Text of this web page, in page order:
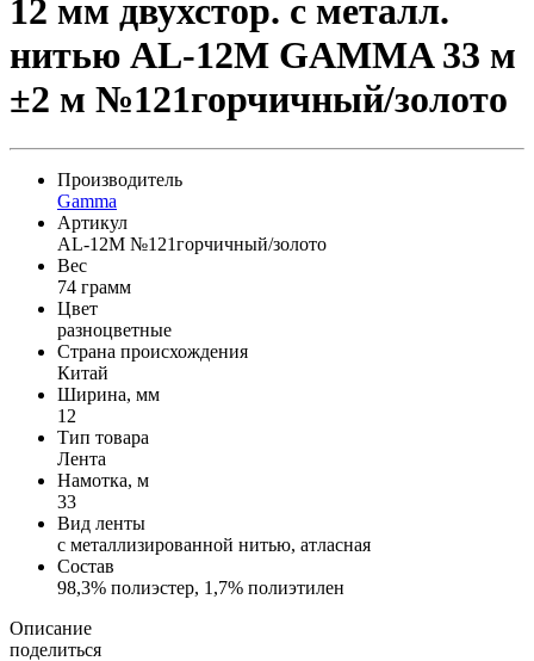
12 мм двухстор. с металл.
нитью AL-12M GAMMA 33 м
±2 м №121горчичный/золото
Производитель
Gamma
Артикул
AL-12M №121горчичный/золото
Вес
74 грамм
Цвет
разноцветные
Страна происхождения
Китай
Ширина, мм
12
Тип товара
Лента
Намотка, м
33
Вид ленты
с металлизированной нитью, атласная
Состав
98,3% полиэстер, 1,7% полиэтилен
Описание
поделиться